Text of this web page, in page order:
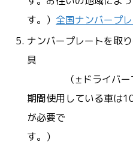
す。） 全国ナンバープ
ナンバープレートを取
（±ドライバーで
期間使用している車は
が必要で
す
私が行